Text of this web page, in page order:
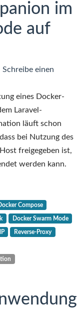
im
auf
Schreibe einen
eines Docker-
Laravel-
läuft schon
bei Nutzung des
freigegeben ist,
werden kann.
Compose
Docker Swarm Mode
Reverse-Proxy